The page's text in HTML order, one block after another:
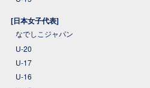
[日本女子代表]
なでしこジャパン
U-20
U-17
U-16